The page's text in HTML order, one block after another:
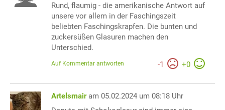
Rund, flaumig - die amerikanische Antwort auf
unsere vor allem in der Faschingszeit
beliebten Faschingskrapfen. Die bunten und
zuckersüßen Glasuren machen den
Unterschied.
-1 +0
Auf Kommentar antworten
Artelsmair am 05.02.2024 um 08:18 Uhr